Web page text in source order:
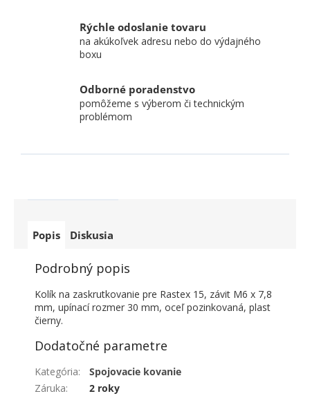
Rýchle odoslanie tovaru
na akúkoľvek adresu nebo do výdajného
boxu
Odborné poradenstvo
pomôžeme s výberom či technickým
problémom
Popis Diskusia
Podrobný popis
Kolík na zaskrutkovanie pre Rastex 15, závit M6 x 7,8
mm, upínací rozmer 30 mm, oceľ pozinkovaná, plast
čierny.
Dodatočné parametre
Kategória:
Spojovacie kovanie
Záruka:
2 roky